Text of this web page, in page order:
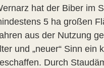
hat der Biber im
5 ha großen
aus der Nutzung
und „neuer“ Sinn ein
Durch